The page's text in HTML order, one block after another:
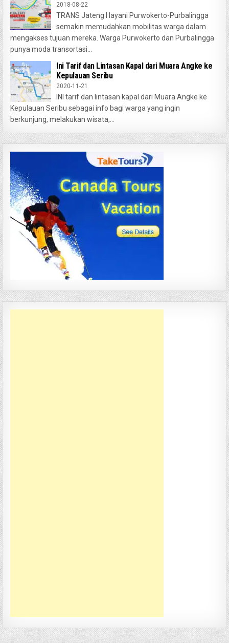
2018-08-22
TRANS Jateng I layani Purwokerto-Purbalingga
semakin memudahkan mobilitas warga dalam
mengakses tujuan mereka. Warga Purwokerto dan Purbalingga
punya moda transortasi...
Ini Tarif dan Lintasan Kapal dari Muara Angke ke
Kepulauan Seribu
2020-11-21
INI tarif dan lintasan kapal dari Muara Angke ke
Kepulauan Seribu sebagai info bagi warga yang ingin
berkunjung, melakukan wisata,...